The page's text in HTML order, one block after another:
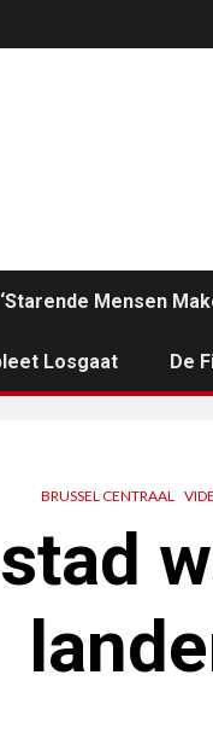
Mensen
Losgaat De
BRUSSEL CENTRAAL